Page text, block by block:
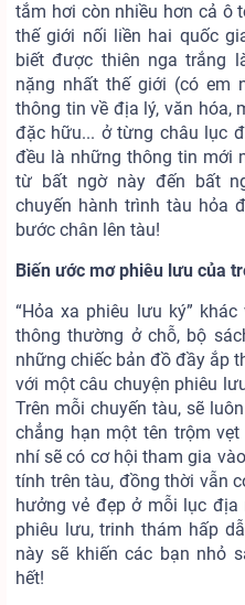
tắm hơi còn nhiều hơn cả ô
thế giới nối liền hai quốc
biết được thiên nga trắng
nặng nhất thế giới (có em
thông tin về địa lý, văn hóa,
đặc hữu... ở từng châu lục
đều là những thông tin mới
từ bất ngờ này đến bất
chuyến hành trình tàu hỏa
bước chân lên tàu!
Biến ước mơ phiêu lưu của
“Hỏa xa phiêu lưu ký”
thông thường ở chỗ, bộ
những chiếc bản đồ đầy ắp
với một câu chuyện phiêu
Trên mỗi chuyến tàu, sẽ
chẳng hạn một tên trộm
nhí sẽ có cơ hội tham gia
tính trên tàu, đồng thời vẫn
hưởng vẻ đẹp ở mỗi lục địa
phiêu lưu, trinh thám hấp
này sẽ khiến các bạn nhỏ
hết!